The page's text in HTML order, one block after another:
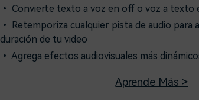
• Convierte texto a voz en off o voz a texto
• Retemporiza cualquier pista de audio para
duración de tu video
• Agrega efectos audiovisuales más
Aprende Más >